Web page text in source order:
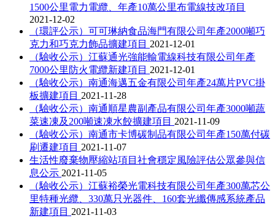
1500公里電力電纜、年產10萬公里布電線技改項目
2021-12-02
（環評公示）可可琳納食品海門有限公司年產2000噸巧
克力和巧克力飾品擴建項目 2021-12-01
（驗收公示）江蘇通光強能輸電線科技有限公司年產
7000公里防火電纜新建項目 2021-12-01
（驗收公示）南通海邁五金有限公司年產24萬片PVC掛
板擴建項目 2021-11-28
（驗收公示）南通順星農副產品有限公司年產3000噸蔬
菜速凍及200噸速凍水餃擴建項目 2021-11-09
（驗收公示）南通市卡博碳制品有限公司年產150萬付碳
刷遷建項目 2021-11-07
生活性廢棄物壓縮站項目社會穩定風險評估公眾參與信
息公示 2021-11-05
（驗收公示）江蘇裕榮光電科技有限公司年產300萬芯公
里特種光纜、330萬只光器件、160套光纖傳感系統產品
新建項目 2021-11-03